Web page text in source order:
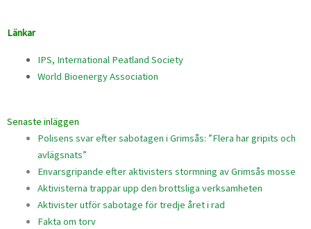
Länkar
IPS, International Peatland Society
World Bioenergy Association
Senaste inläggen
Polisens svar efter sabotagen i Grimsås: ”Flera har gripits och
avlägsnats”
Envarsgripande efter aktivisters stormning av Grimsås mosse
Aktivisterna trappar upp den brottsliga verksamheten
Aktivister utför sabotage för tredje året i rad
Fakta om torv